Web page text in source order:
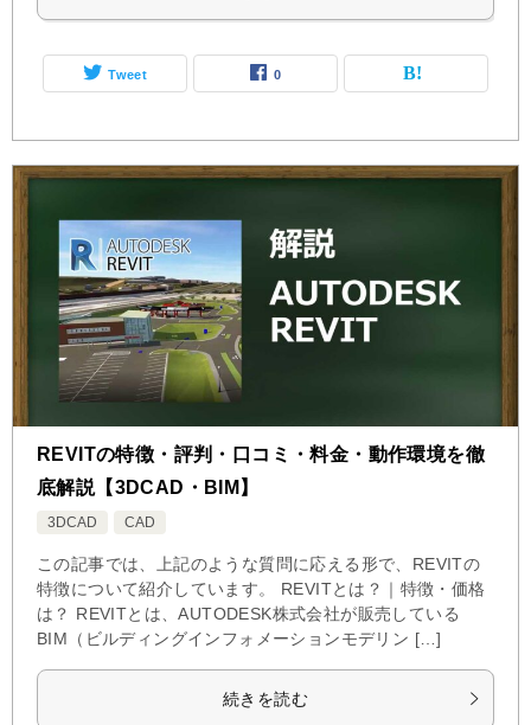
Tweet 0
REVITの特徴・評判・口コミ・料金・動作環境を徹
底解説【3DCAD・BIM】
3DCAD CAD
この記事では、上記のような質問に応える形で、REVITの
特徴について紹介しています。 REVITとは？｜特徴・価格
は？ REVITとは、AUTODESK株式会社が販売している
BIM（ビルディングインフォメーションモデリン […]
続きを読む